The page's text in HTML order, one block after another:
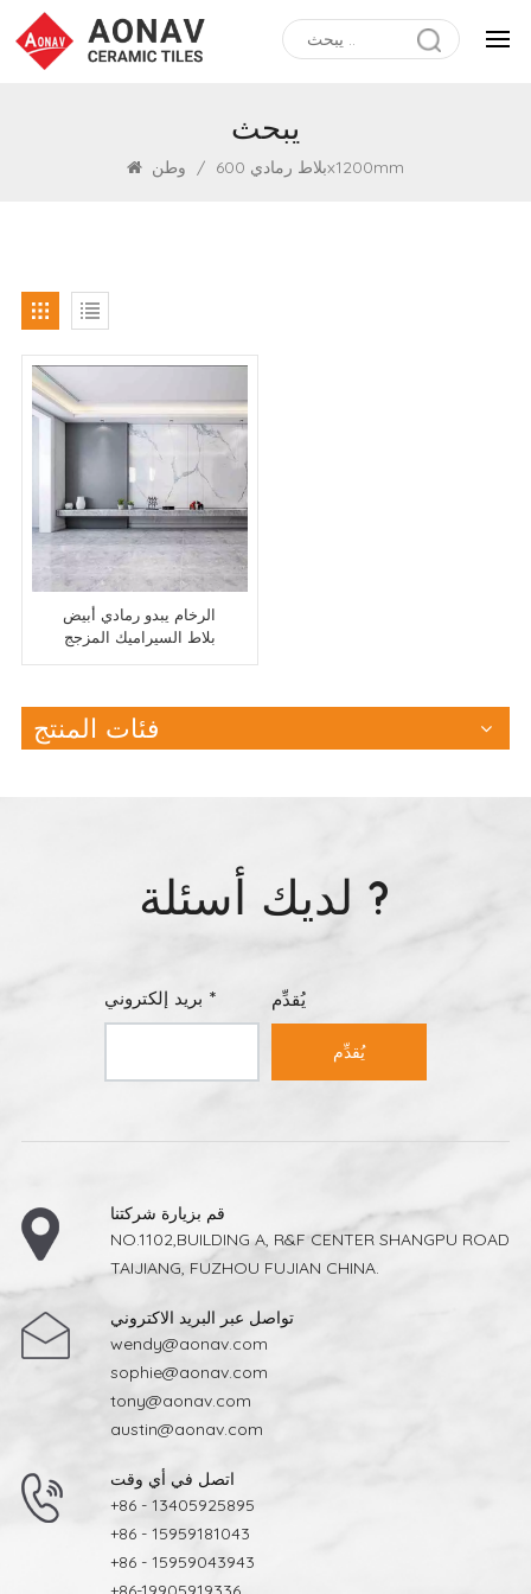
يبحث
/ بلاط رمادي 600x1200mm
الرخام يبدو رمادي أبيض
بلاط السيراميك المزجج
فئات المنتج
لديك أسئلة ?
بريد إلكتروني * يُقدِّم
يُقدِّم
قم بزيارة شركتنا
NO.1102,BUILDING A, R&F CENTER SHANGPU ROAD
TAIJIANG, FUZHOU FUJIAN CHINA.
تواصل عبر البريد الاكتروني
wendy@aonav.com
sophie@aonav.com
tony@aonav.com
austin@aonav.com
اتصل في أي وقت
+86 - 13405925895
+86 - 15959181043
+86 - 15959043943